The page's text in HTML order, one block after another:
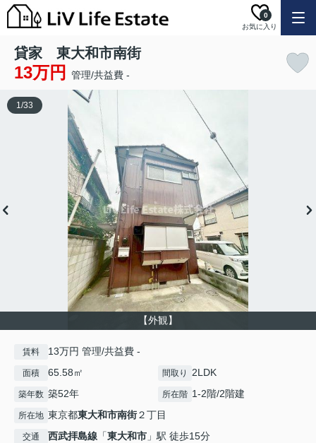
お気に入り
0
貸家 東大和市南街
13万円 管理/共益費 -
【外観】
1/33
賃料 13万円 管理/共益費 -
面積 65.58㎡ 間取り 2LDK
築年数 築52年 所在階 1-2階/2階建
所在地 東京都東大和市南街２丁目
交通 西武拝島線 「東大和市 」駅 徒歩15分